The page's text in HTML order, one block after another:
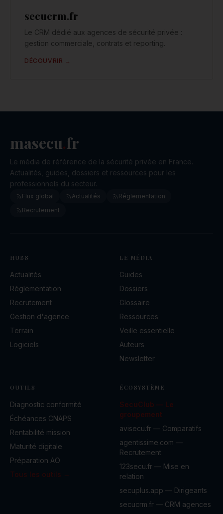
secucrm.fr
Le CRM dédié aux agences de sécurité privée :
gestion commerciale, contrats et reporting.
DÉCOUVRIR →
masecu.fr
Le média de référence de la sécurité privée en France.
Actualités, guides, dossiers et ressources pour les
professionnels du secteur.
Flux global Actualités
Réglementation
Recrutement
HUBS
Actualités
Réglementation
Recrutement
Gestion d'agence
Terrain
Logiciels
LE MÉDIA
Guides
Dossiers
Glossaire
Ressources
Veille essentielle
Auteurs
Newsletter
OUTILS
Diagnostic conformité
Échéances CNAPS
Rentabilité mission
Maturité digitale
Préparation AO
Tous les outils →
ÉCOSYSTÈME
SecuClub — Le
groupement
avisecu.fr — Comparatifs
agentissime.com —
Recrutement
123secu.fr — Mise en
relation
secuplus.app — Dirigeants
secucrm.fr — CRM agences